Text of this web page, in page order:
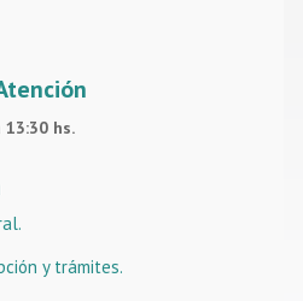
13:30 hs.
y trámites.